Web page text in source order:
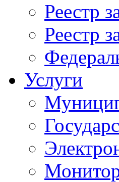
Реестр
Реестр
Услуги